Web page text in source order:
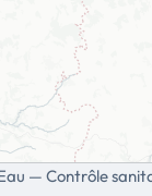
— Contrôle